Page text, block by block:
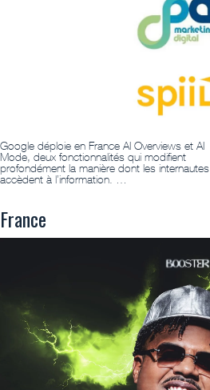
Google déploie en France AI Overviews et AI
Mode, deux fonctionnalités qui modifient
profondément la manière dont les internautes
accèdent à l’information. …
France